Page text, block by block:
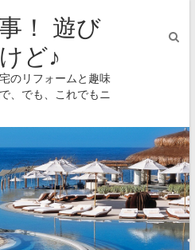
！ 遊び
ど♪
のリフォームと趣味
、でも、これでもニ